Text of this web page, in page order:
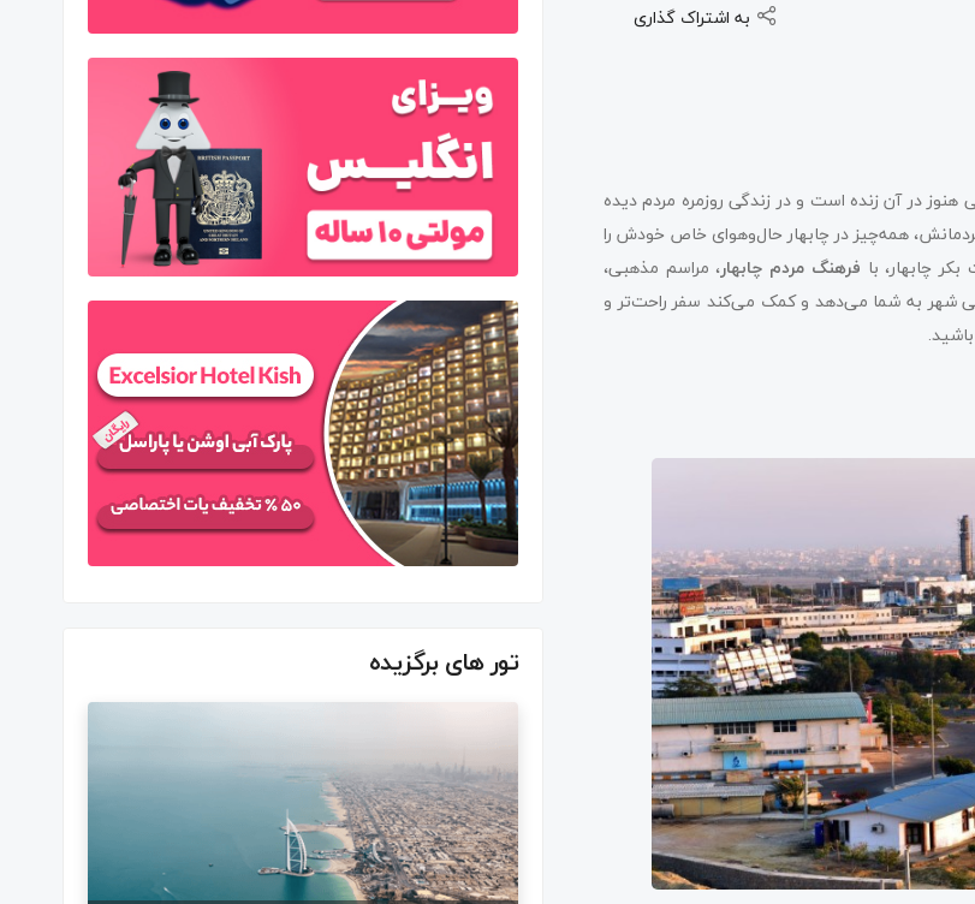
به اشتراک گذاری
در آن زنده است و در زندگی روزمره مردم دیده
همه‌چیز در چابهار حال‌وهوای خاص خودش را
چابهار، با فرهنگ مردم چابهار، مراسم مذهبی،
شهر به شما می‌دهد و کمک می‌کند سفر راحت‌تر و
تور های برگزیده